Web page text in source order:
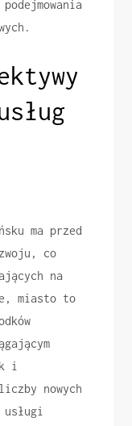
ma przed
co
na
miasto to
i
nowych